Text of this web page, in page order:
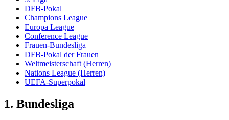
DFB-Pokal
Champions League
Europa League
Conference League
Frauen-Bundesliga
DFB-Pokal der Frauen
Weltmeisterschaft (Herren)
Nations League (Herren)
UEFA-Superpokal
1. Bundesliga